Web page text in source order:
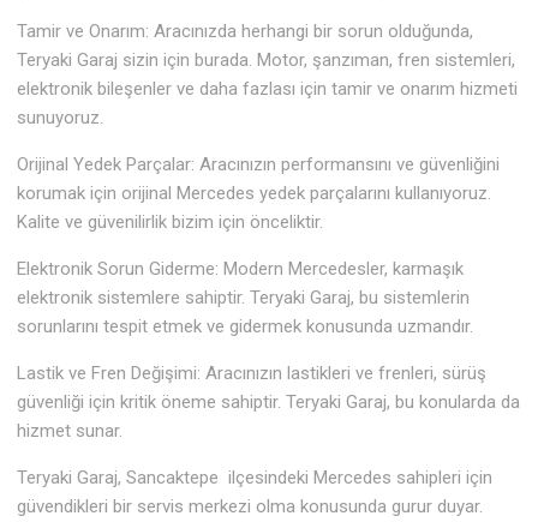
Tamir ve Onarım: Aracınızda herhangi bir sorun olduğunda,
Teryaki Garaj sizin için burada. Motor, şanzıman, fren sistemleri,
elektronik bileşenler ve daha fazlası için tamir ve onarım hizmeti
sunuyoruz.
Orijinal Yedek Parçalar: Aracınızın performansını ve güvenliğini
korumak için orijinal Mercedes yedek parçalarını kullanıyoruz.
Kalite ve güvenilirlik bizim için önceliktir.
Elektronik Sorun Giderme: Modern Mercedesler, karmaşık
elektronik sistemlere sahiptir. Teryaki Garaj, bu sistemlerin
sorunlarını tespit etmek ve gidermek konusunda uzmandır.
Lastik ve Fren Değişimi: Aracınızın lastikleri ve frenleri, sürüş
güvenliği için kritik öneme sahiptir. Teryaki Garaj, bu konularda da
hizmet sunar.
Teryaki Garaj, Sancaktepe ilçesindeki Mercedes sahipleri için
güvendikleri bir servis merkezi olma konusunda gurur duyar.